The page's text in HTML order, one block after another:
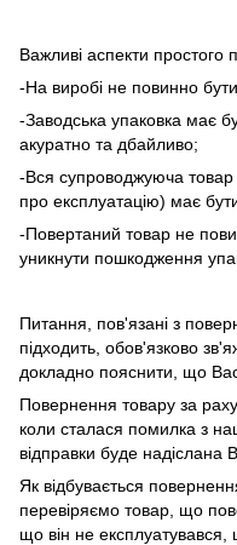
Важливі аспекти простого
-На виробі не повинно бути
-Заводська упаковка має
акуратно та дбайливо;
-Вся супроводжуюча товар
про експлуатацію) має
-Повертаний товар не
уникнути пошкодження
Питання, пов'язані з
підходить, обов'язково
докладно пояснити, що
Повернення товару за
коли сталася помилка з
відправки буде
Як відбувається
перевіряємо товар, що
що він не експлуатувався,